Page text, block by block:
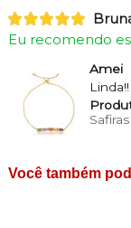
Eu recomendo
Amei
Linda!!
Você também